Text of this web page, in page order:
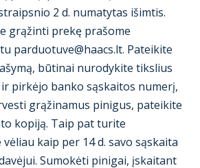
2 d. numatytas išimtis.
grąžinti prekę prašome
parduotuve@haacs.lt. Pateikite
būtinai nurodykite tikslius
pirkėjo banko sąskaitos numerį,
grąžinamus pinigus, pateikite
kopiją. Taip pat turite
kaip per 14 d. savo sąskaita
Sumokėti pinigai, įskaitant